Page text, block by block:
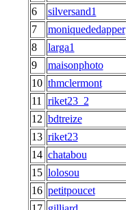
6
silversand1
7
moniquededapper
8
larga1
9
maisonphoto
10 thmclermont
11
riket23_2
12 bdtreize
13 riket23
14 chatabou
15 lolosou
16 petitpoucet